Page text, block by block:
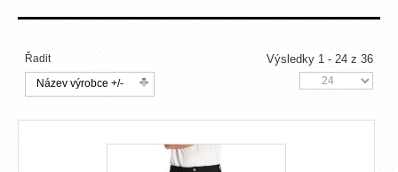
Řadit
Název výrobce +/-
Výsledky 1 - 24 z 36